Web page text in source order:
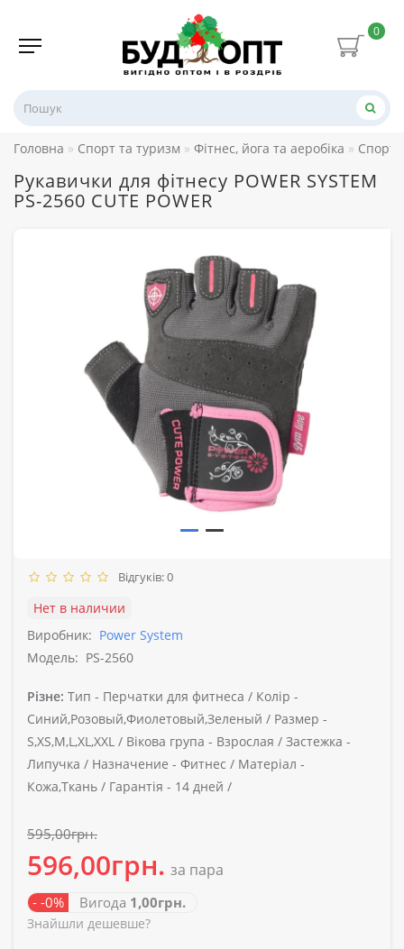
0
Головна Спорт та туризм Фітнес, йога та аеробіка
Рукавички для фітнесу POWER SYSTEM
PS-2560 CUTE POWER
Відгуків: 0
Нет в наличии
Виробник: Power System
Модель: PS-2560
Різне: Тип - Перчатки для фитнеса / Колір -
Синий,Розовый,Фиолетовый,Зеленый / Размер -
S,XS,M,L,XL,XXL / Вікова група - Взрослая / Застежка -
Липучка / Назначение - Фитнес / Матеріал -
Кожа,Ткань / Гарантія - 14 дней /
595,00грн.
596,00грн. за пара
- -0% Вигода 1,00грн.
Знайшли дешевше?